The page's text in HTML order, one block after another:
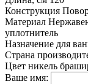
Конструкция
Материал
уплотнитель
Назначение для
Страна
Цвет никель
Ваше имя: